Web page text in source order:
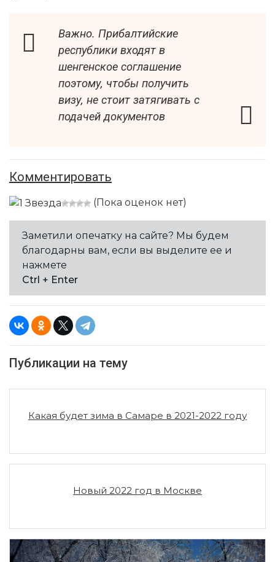
Важно. Прибалтийские
республики входят в
шенгенское соглашение
поэтому, чтобы получить
визу, не стоит затягивать с
подачей документов
Комментировать
(Пока оценок нет)
Заметили опечатку на сайте? Мы будем
благодарны вам, если вы выделите ее и
нажмете
Ctrl + Enter
Публикации на тему
Какая будет зима в Самаре в 2021-2022 году
Новый 2022 год в Москве